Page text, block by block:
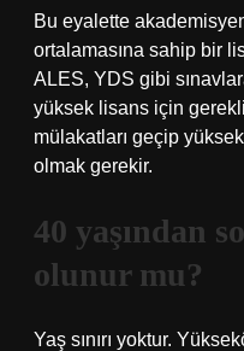
Bu eyalette
ortalamasına sahip bir
ALES, YDS gibi
yüksek lisans için
mülakatları geçip
olmak gerekir.
40 yaşından
olunur mu?
Yaş sınırı yoktur.